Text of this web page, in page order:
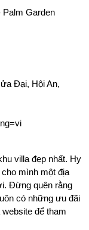
Đại, Hội An,
villa đẹp nhất. Hy
mình một địa
Đừng quên rằng
có những ưu đãi
để tham